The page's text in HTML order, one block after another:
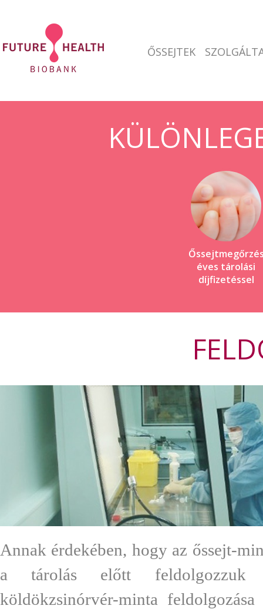
ŐSSEJTEK
éves tárolási
díjfizetéssel
Annak érdekében, hogy az őssejt-
a tárolás előtt feldolgozzuk
köldökzsinórvér-minta